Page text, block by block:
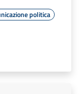
politica